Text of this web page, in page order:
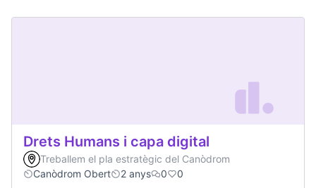
Drets Humans i capa digital
Treballem el pla estratègic del Canòdrom
Canòdrom Obert
2 anys 0 0